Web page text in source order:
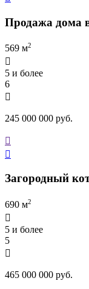
Продажа дома
569 м2

5 и более
6

245 000 000 руб.


Загородный
690 м2

5 и более
5

465 000 000 руб.